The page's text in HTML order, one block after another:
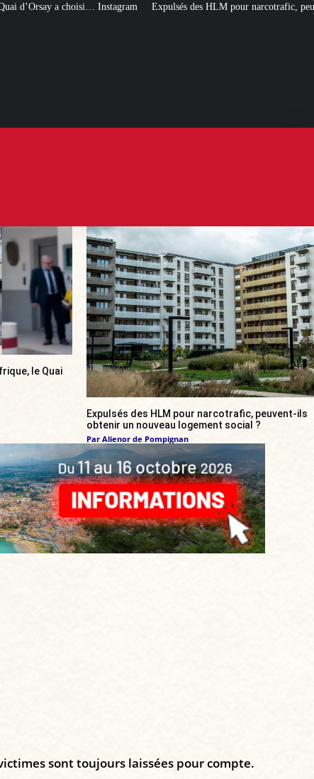
Expulsés des HLM pour narcotrafic, peuvent-ils obtenir un nouveau
le Quai
Expulsés des HLM pour narcotrafic, peuvent-ils
obtenir un nouveau logement social ?
Par Alienor de Pompignan
sont toujours laissées pour compte.